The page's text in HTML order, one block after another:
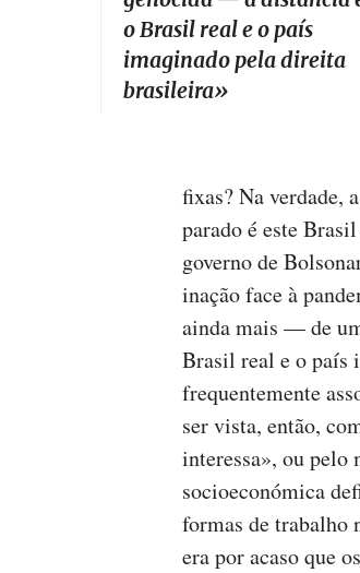
o Brasil real e o país
imaginado pela direita
brasileira»
fixas? Na verdade,
parado é este
governo de
inação face à
ainda mais — de
Brasil real e o país
frequentemente
ser vista, então,
interessa», ou pelo
socioeconómica
formas de trabalho
era por acaso que